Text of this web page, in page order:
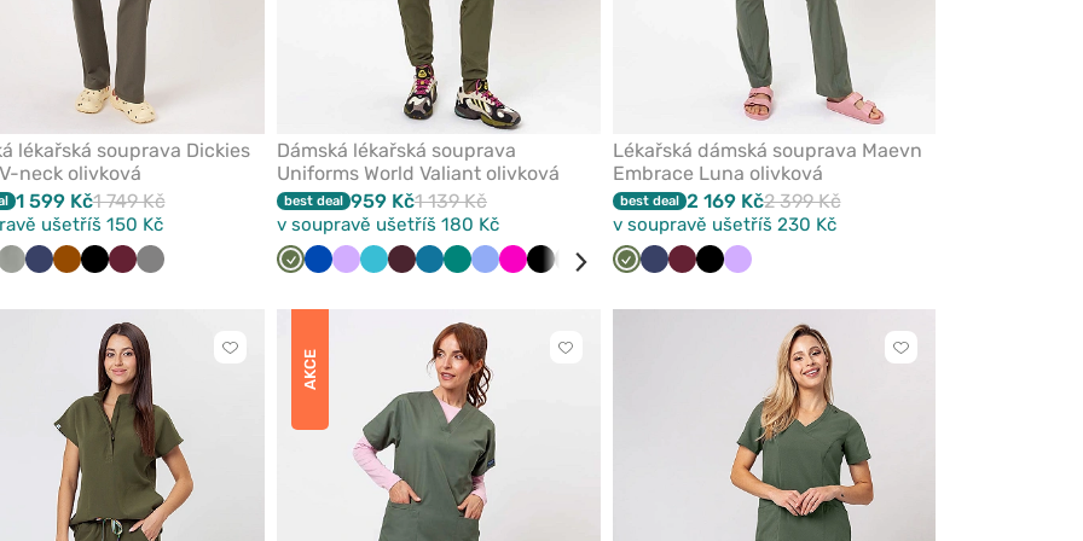
Námořnická
Bílá
lékařská souprava Dickies
neck olivková
1 599 Kč1 749 Kč
ušetříš 150 Kč
Pastelově
Námořnická
HnědáČernáTřešňová
Šedá
Dámská lékařská souprava
Uniforms World Valiant olivková
best deal 959 Kč1 139 Kč
v soupravě ušetříš 180 Kč
OlivkováKrálovsky
Levandulová
MořskyBurgundová
Karaibsky
ZelenáKlasickyMalinová
ČernáŠedá Námořnická
Lilkový
Lékařská dámská souprava Maevn
Embrace Luna olivková
best deal 2 169 Kč2 399 Kč
v soupravě ušetříš 230 Kč
OlivkováNámořnická
Třešňová
ČernáLevandulová
Kliknutím
AKCE
Kliknutím
Kliknutím